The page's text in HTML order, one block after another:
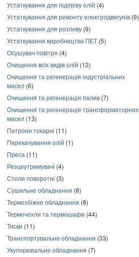
Устаткування для підігріву олій (4)
Устаткування для ремонту електродвигунів (9)
Устаткування для розливу (9)
Устаткування виробництва ПЕТ (5)
Осушувач повітря (4)
Очищення всіх видів олій (12)
Очищення та регенерація індустріальних
масел (6)
Очищення та регенерація палив (7)
Очищення та регенерація трансформаторних
масел (13)
Патрони токарні (11)
Перекачування олій (1)
Преса (11)
Резцеутримувачі (4)
Столи поворотні (3)
Сушильне обладнання (8)
Термозбіжне обладнання (8)
Термочохли та термошафи (44)
Тиски (11)
Транспортувальне обладнання (33)
Укупорювальне обладнання (7)